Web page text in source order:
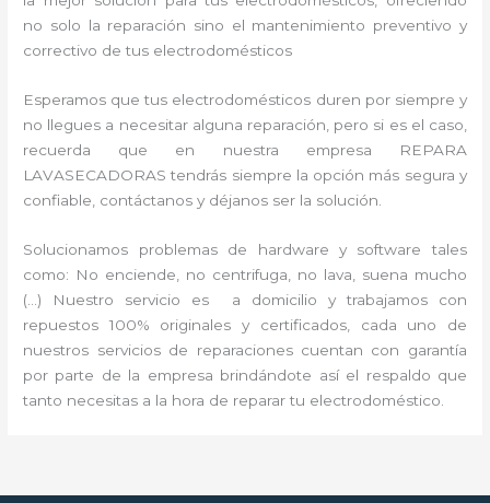
no solo la reparación sino el mantenimiento preventivo y
correctivo de tus electrodomésticos
Esperamos que tus electrodomésticos duren por siempre y
no llegues a necesitar alguna reparación, pero si es el caso,
recuerda que en nuestra empresa REPARA
LAVASECADORAS tendrás siempre la opción más segura y
confiable, contáctanos y déjanos ser la solución.
Solucionamos problemas de hardware y software tales
como: No enciende, no centrifuga, no lava, suena mucho
(…) Nuestro servicio es a domicilio y trabajamos con
repuestos 100% originales y certificados, cada uno de
nuestros servicios de reparaciones cuentan con garantía
por parte de la empresa brindándote así el respaldo que
tanto necesitas a la hora de reparar tu electrodoméstico.